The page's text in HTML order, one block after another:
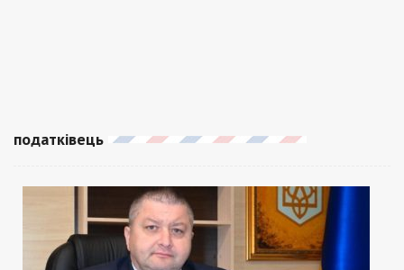
податківець